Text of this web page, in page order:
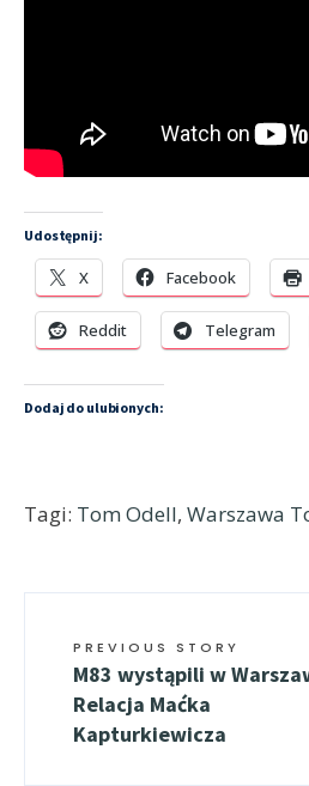
Udostępnij:
X Facebook
Reddit Telegram
Dodaj do ulubionych:
Tagi: Tom Odell, Warszawa
PREVIOUS STORY
M83 wystąpili w
Relacja Maćka
Kapturkiewicza